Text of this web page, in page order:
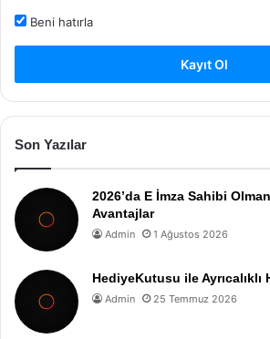
Beni hatırla
Kayıt Ol
Son Yazılar
2026’da E İmza Sahibi
Avantajlar
Admin 1 Ağustos 2026
HediyeKutusu ile Ayrıcalıklı
Admin 25 Temmuz 2026